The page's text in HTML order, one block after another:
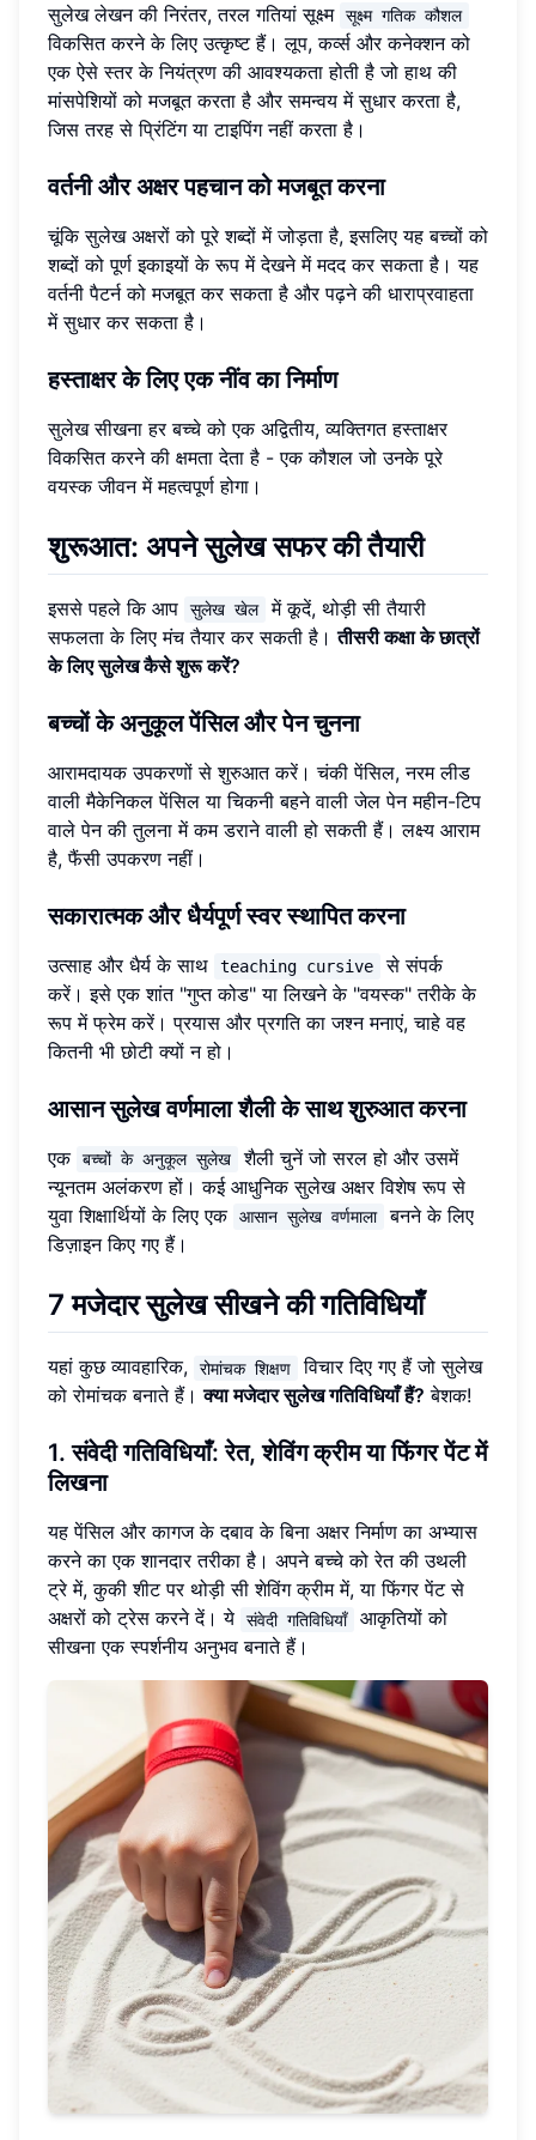
सुलेख लेखन की निरंतर, तरल गतियां सूक्ष्म सूक्ष्म गतिक कौशल
विकसित करने के लिए उत्कृष्ट हैं। लूप, कर्व्स और कनेक्शन को
एक ऐसे स्तर के नियंत्रण की आवश्यकता होती है जो हाथ की
मांसपेशियों को मजबूत करता है और समन्वय में सुधार करता है,
जिस तरह से प्रिंटिंग या टाइपिंग नहीं करता है।
वर्तनी और अक्षर पहचान को मजबूत करना
चूंकि सुलेख अक्षरों को पूरे शब्दों में जोड़ता है, इसलिए यह बच्चों को
शब्दों को पूर्ण इकाइयों के रूप में देखने में मदद कर सकता है। यह
वर्तनी पैटर्न को मजबूत कर सकता है और पढ़ने की धाराप्रवाहता
में सुधार कर सकता है।
हस्ताक्षर के लिए एक नींव का निर्माण
सुलेख सीखना हर बच्चे को एक अद्वितीय, व्यक्तिगत हस्ताक्षर
विकसित करने की क्षमता देता है - एक कौशल जो उनके पूरे
वयस्क जीवन में महत्वपूर्ण होगा।
शुरूआत: अपने सुलेख सफर की तैयारी
इससे पहले कि आप सुलेख खेल में कूदें, थोड़ी सी तैयारी
सफलता के लिए मंच तैयार कर सकती है।तीसरी कक्षा के छात्रों
के लिए सुलेख कैसे शुरू करें?
बच्चों के अनुकूल पेंसिल और पेन चुनना
आरामदायक उपकरणों से शुरुआत करें। चंकी पेंसिल, नरम लीड
वाली मैकेनिकल पेंसिल या चिकनी बहने वाली जेल पेन महीन-टिप
वाले पेन की तुलना में कम डराने वाली हो सकती हैं। लक्ष्य आराम
है, फैंसी उपकरण नहीं।
सकारात्मक और धैर्यपूर्ण स्वर स्थापित करना
उत्साह और धैर्य के साथ teaching cursive
से संपर्क
करें। इसे एक शांत "गुप्त कोड" या लिखने के "वयस्क" तरीके के
रूप में फ्रेम करें। प्रयास और प्रगति का जश्न मनाएं, चाहे वह
कितनी भी छोटी क्यों न हो।
आसान सुलेख वर्णमाला शैली के साथ शुरुआत करना
एक बच्चों के अनुकूल सुलेख
शैली चुनें जो सरल हो और उसमें
न्यूनतम अलंकरण हों। कई आधुनिक सुलेख अक्षर विशेष रूप से
युवा शिक्षार्थियों के लिए एक आसान सुलेख वर्णमाला बनने के लिए
डिज़ाइन किए गए हैं।
7 मजेदार सुलेख सीखने की गतिविधियाँ
यहां कुछ व्यावहारिक, रोमांचक शिक्षण
विचार दिए गए हैं जो सुलेख
को रोमांचक बनाते हैं।क्या मजेदार सुलेख गतिविधियाँ हैं? बेशक!
1. संवेदी गतिविधियाँ: रेत, शेविंग क्रीम या फिंगर पेंट में
लिखना
यह पेंसिल और कागज के दबाव के बिना अक्षर निर्माण का अभ्यास
करने का एक शानदार तरीका है। अपने बच्चे को रेत की उथली
ट्रे में, कुकी शीट पर थोड़ी सी शेविंग क्रीम में, या फिंगर पेंट से
अक्षरों को ट्रेस करने दें। ये
संवेदी गतिविधियाँ
आकृतियों को
सीखना एक स्पर्शनीय अनुभव बनाते हैं।